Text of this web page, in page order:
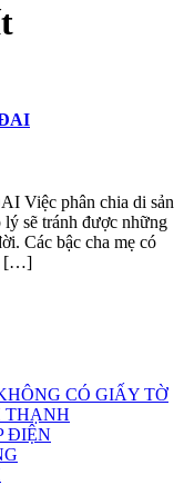
Việc phân chia di sản
lý sẽ tránh được những
Các bậc cha mẹ có
[…]
CÓ GIẤY TỜ
THẠNH
ĐIỆN